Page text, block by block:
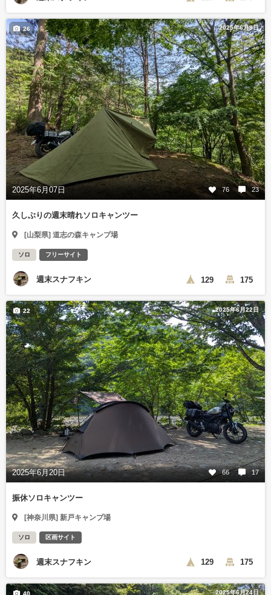
2025年6月9日
2025年6月07日 76 23
26
久しぶりの週末晴れソロキャンツー
[山梨県] 道志の森キャンプ場
ソロ フリーサイト
週末スナフキン 129 175
2025年6月22日
2025年6月20日 66 17
22
振休ソロキャンツー
[神奈川県] 新戸キャンプ場
ソロ 区画サイト
週末スナフキン 129 175
2025年6月24日
40